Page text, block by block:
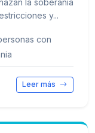
la soberanía
y...
con
Leer más